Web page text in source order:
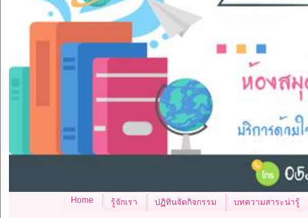
Home รู้จักเรา ปฏิทินจัดกิจกรรม บทความสาระน่ารู้